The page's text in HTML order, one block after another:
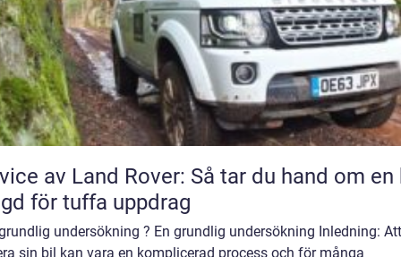
av Land Rover: Så tar du hand om en
för tuffa uppdrag
undersökning ? En grundlig undersökning Inledning: Att
sin bil kan vara en komplicerad process och för många